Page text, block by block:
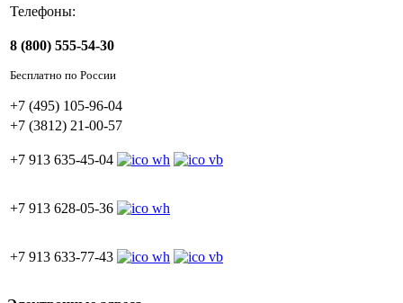
Телефоны:
8 (800) 555-54-30
Бесплатно по России
+7 (495) 105-96-04
+7 (3812) 21-00-57
+7 913 635-45-04
+7 913 628-05-36
+7 913 633-77-43